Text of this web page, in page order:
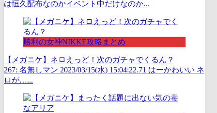
は恒久配布なのかイベント中だけなのか...
勝利の女神NIKKE攻略まとめ
【メガニケ】ネロえっど！次のガチャでくるん？
267: 名無しマン 2023/03/15(水) 15:04:22.71 はーかわいい ネ
ロが…...